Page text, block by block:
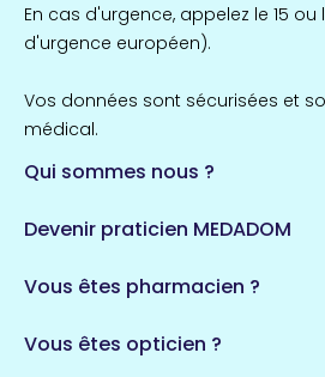
En cas d'urgence, appelez le 15 ou
d'urgence européen).
Vos données sont sécurisées et
médical.
Qui sommes nous ?
Devenir praticien MEDADOM
Vous êtes pharmacien ?
Vous êtes opticien ?